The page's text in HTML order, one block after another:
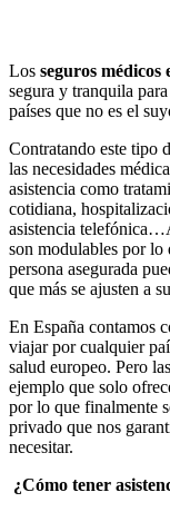
Los seguros
segura y tranquila
países que no es el
Contratando este tipo
las necesidades
asistencia como
cotidiana,
asistencia
son modulables por lo
persona asegurada
que más se ajusten a
En España contamos
viajar por cualquier
salud europeo. Pero
ejemplo que solo
por lo que finalmente
privado que nos
necesitar.
¿Cómo tener